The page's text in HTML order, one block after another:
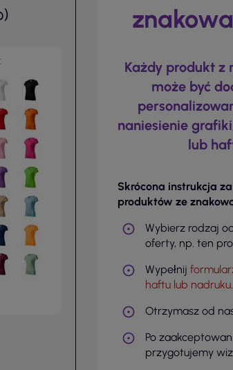
)
Każdy produkt z
może być
naniesienie
lub
Skrócona instrukcja
produktów ze
Wybierz rodzaj
oferty, np. ten
Wypełnij
haftu lub nadruku.
Otrzymasz od
Po
przygotujemy